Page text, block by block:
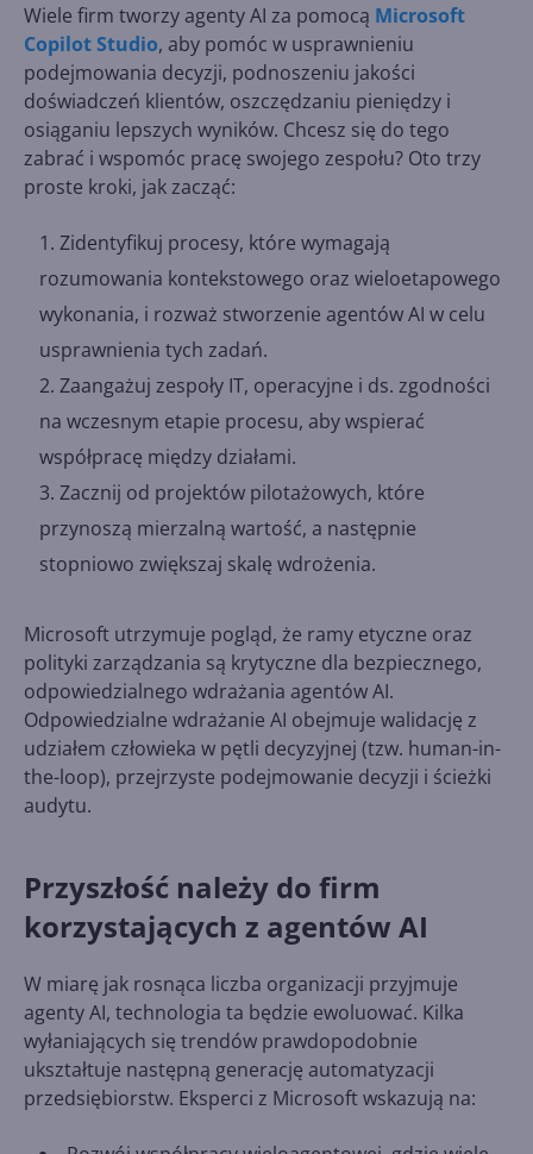
Wiele firm tworzy agenty AI za pomocą Microsoft
Copilot Studio, aby pomóc w usprawnieniu
podejmowania decyzji, podnoszeniu jakości
doświadczeń klientów, oszczędzaniu pieniędzy i
osiąganiu lepszych wyników. Chcesz się do tego
zabrać i wspomóc pracę swojego zespołu? Oto trzy
proste kroki, jak zacząć:
Zidentyfikuj procesy, które wymagają
rozumowania kontekstowego oraz wieloetapowego
wykonania, i rozważ stworzenie agentów AI w celu
usprawnienia tych zadań.
Zaangażuj zespoły IT, operacyjne i ds. zgodności
na wczesnym etapie procesu, aby wspierać
współpracę między działami.
Zacznij od projektów pilotażowych, które
przynoszą mierzalną wartość, a następnie
stopniowo zwiększaj skalę wdrożenia.
Microsoft utrzymuje pogląd, że ramy etyczne oraz
polityki zarządzania są krytyczne dla bezpiecznego,
odpowiedzialnego wdrażania agentów AI.
Odpowiedzialne wdrażanie AI obejmuje walidację z
udziałem człowieka w pętli decyzyjnej (tzw. human-in-
the-loop), przejrzyste podejmowanie decyzji i ścieżki
audytu.
Przyszłość należy do firm
korzystających z agentów AI
W miarę jak rosnąca liczba organizacji przyjmuje
agenty AI, technologia ta będzie ewoluować. Kilka
wyłaniających się trendów prawdopodobnie
ukształtuje następną generację automatyzacji
przedsiębiorstw. Eksperci z Microsoft wskazują na: